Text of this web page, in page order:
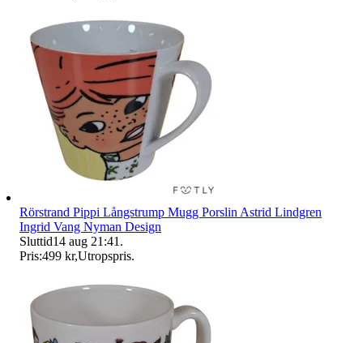
Rörstrand Pippi Långstrump Mugg Porslin Astrid Lindgren
Ingrid Vang Nyman Design
Sluttid14 aug 21:41 .
Pris:499 kr,Utropspris.